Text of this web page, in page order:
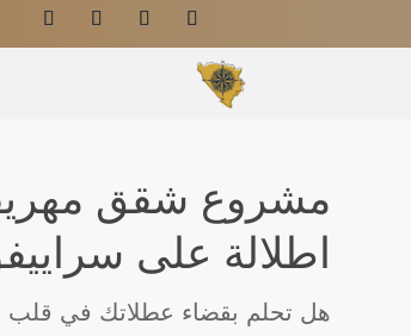
مشروع شقق
اطلالة على
هل تحلم بقضاء عطلاتك في قلب